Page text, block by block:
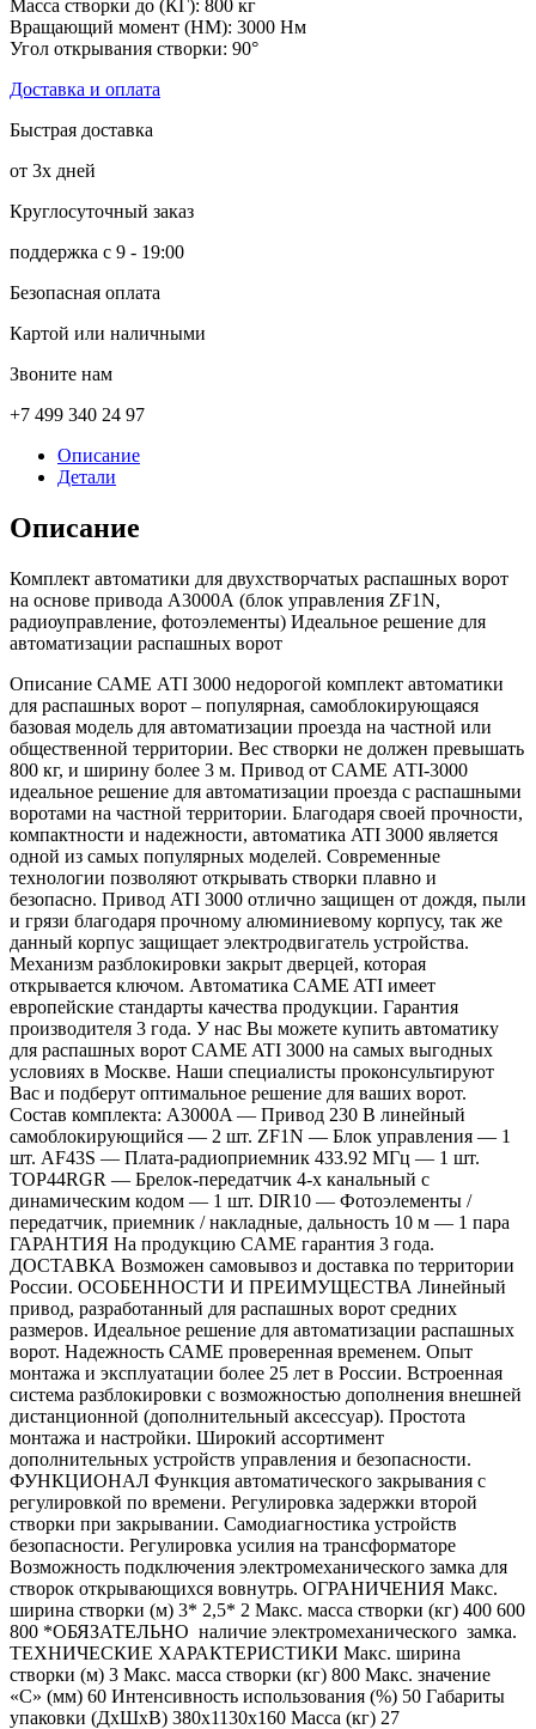
Масса створки до (КГ): 800 кг
Вращающий момент (НМ): 3000 Нм
Угол открывания створки: 90°
Доставка и оплата
Быстрая доставка
от 3х дней
Круглосуточный заказ
поддержка с 9 - 19:00
Безопасная оплата
Картой или наличными
Звоните нам
+7 499 340 24 97
Описание
Детали
Описание
Комплект автоматики для двухстворчатых распашных ворот
на основе привода А3000А (блок управления ZF1N,
радиоуправление, фотоэлементы) Идеальное решение для
автоматизации распашных ворот
Описание САМЕ АТI 3000 недорогой комплект автоматики
для распашных ворот – популярная, самоблокирующаяся
базовая модель для автоматизации проезда на частной или
общественной территории. Вес створки не должен превышать
800 кг, и ширину более 3 м. Привод от CAME АТI-3000
идеальное решение для автоматизации проезда с распашными
воротами на частной территории. Благодаря своей прочности,
компактности и надежности, автоматика ATI 3000 является
одной из самых популярных моделей. Современные
технологии позволяют открывать створки плавно и
безопасно. Привод ATI 3000 отлично защищен от дождя, пыли
и грязи благодаря прочному алюминиевому корпусу, так же
данный корпус защищает электродвигатель устройства.
Механизм разблокировки закрыт дверцей, которая
открывается ключом. Автоматика CAME ATI имеет
европейские стандарты качества продукции. Гарантия
производителя 3 года. У нас Вы можете купить автоматику
для распашных ворот CAME ATI 3000 на самых выгодных
условиях в Москве. Наши специалисты проконсультируют
Вас и подберут оптимальное решение для ваших ворот.
Состав комплекта: A3000A — Привод 230 В линейный
самоблокирующийся — 2 шт. ZF1N — Блок управления — 1
шт. AF43S — Плата-радиоприемник 433.92 МГц — 1 шт.
TOP44RGR — Брелок-передатчик 4-х канальный с
динамическим кодом — 1 шт. DIR10 — Фотоэлементы /
передатчик, приемник / накладные, дальность 10 м — 1 пара
ГАРАНТИЯ На продукцию CAME гарантия 3 года.
ДОСТАВКА Возможен самовывоз и доставка по территории
России. ОСОБЕННОСТИ И ПРЕИМУЩЕСТВА Линейный
привод, разработанный для распашных ворот средних
размеров. Идеальное решение для автоматизации распашных
ворот. Надежность САМЕ проверенная временем. Опыт
монтажа и эксплуатации более 25 лет в России. Встроенная
система разблокировки с возможностью дополнения внешней
дистанционной (дополнительный аксессуар). Простота
монтажа и настройки. Широкий ассортимент
дополнительных устройств управления и безопасности.
ФУНКЦИОНАЛ Функция автоматического закрывания с
регулировкой по времени. Регулировка задержки второй
створки при закрывании. Самодиагностика устройств
безопасности. Регулировка усилия на трансформаторе
Возможность подключения электромеханического замка для
створок открывающихся вовнутрь. ОГРАНИЧЕНИЯ Макс.
ширина створки (м) 3* 2,5* 2 Макс. масса створки (кг) 400 600
800 *ОБЯЗАТЕЛЬНО наличие электромеханического замка.
ТЕХНИЧЕСКИЕ ХАРАКТЕРИСТИКИ Макс. ширина
створки (м) 3 Макс. масса створки (кг) 800 Макс. значение
«С» (мм) 60 Интенсивность использования (%) 50 Габариты
упаковки (ДхШхВ) 380х1130х160 Масса (кг) 27